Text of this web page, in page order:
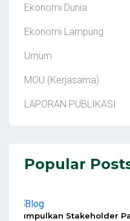
Ekonomi Dunia
Ekonomi Lampung
Umum
MOU (Kerjasama)
LAPORAN PUBLIKASI
Popular
Kumpulkan Stakeholder